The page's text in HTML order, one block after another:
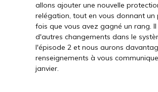
allons ajouter une nouvelle
relégation, tout en vous donnant un
fois que vous avez gagné un rang. Il
d'autres changements dans le
l'épisode 2 et nous aurons
renseignements à vous
janvier.